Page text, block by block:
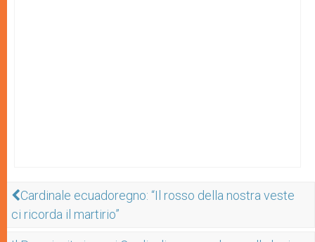
Cardinale ecuadoregno: “Il rosso della nostra veste
ci ricorda il martirio”